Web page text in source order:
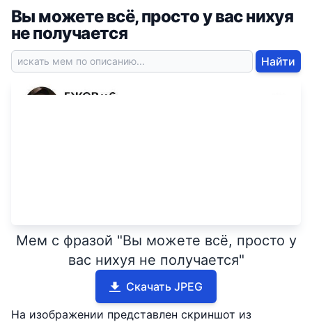
Вы можете всё, просто у вас нихуя
не получается
Найти
Мем с фразой "Вы можете всё, просто у
вас нихуя не получается"
Скачать JPEG
На изображении представлен скриншот из